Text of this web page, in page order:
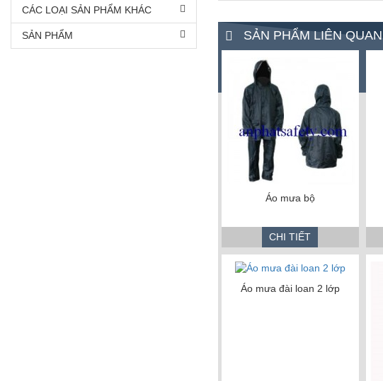
CÁC LOẠI SẢN PHẨM KHÁC
SẢN PHẨM SẢN PHẨM LIÊN QUAN
Áo mưa bộ
CHI TIẾT
Áo mưa đài loan 2 lớp